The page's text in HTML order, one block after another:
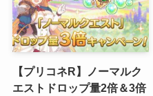
【プリコネR】ノーマルク
エストドロップ量2倍＆3倍